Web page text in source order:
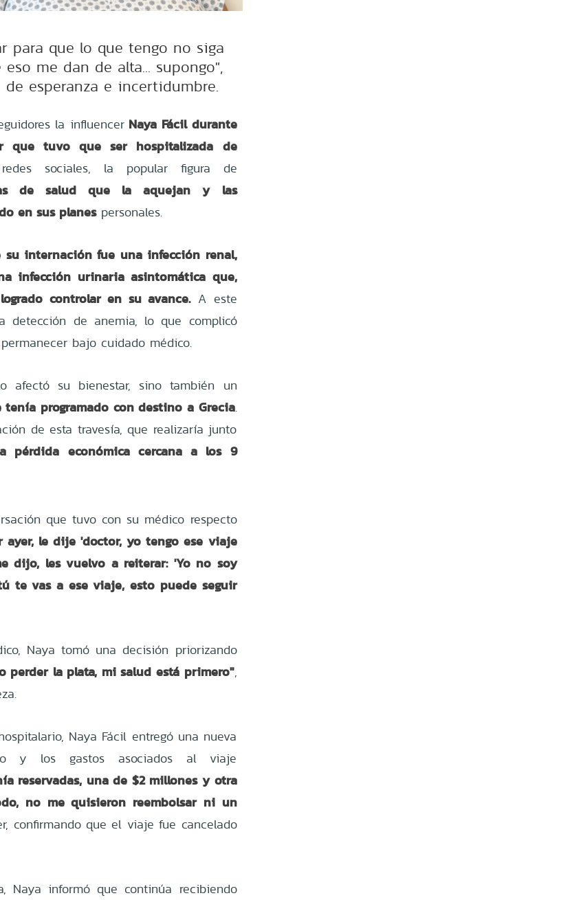
para que lo que tengo no siga
me dan de alta... supongo",
esperanza e incertidumbre.
la influencerNaya Fácil durante
que tuvo que ser hospitalizada de
sociales, la popular figura de
de salud que la aquejan y las
en sus planespersonales.
internación fue una infección renal,
infección urinaria asintomática que,
controlar en su avance.A este
detección de anemia, lo que complicó
bajo cuidado médico.
afectó su bienestar, sino también un
programado con destino a Grecia.
de esta travesía, que realizaría junto
pérdida económica cercana a los 9
que tuvo con su médico respecto
ayer, le dije 'doctor, yo tengo ese viaje
dijo, les vuelvo a reiterar: 'Yo no soy
te vas a ese viaje, esto puede seguir
Naya tomó una decisión priorizando
perder la plata, mi salud está primero",
Naya Fácil entregó una nueva
y los gastos asociados al viaje
reservadas, una de $2 millones y otra
no me quisieron reembolsar ni un
confirmando que el viaje fue cancelado
Naya informó que continúa recibiendo